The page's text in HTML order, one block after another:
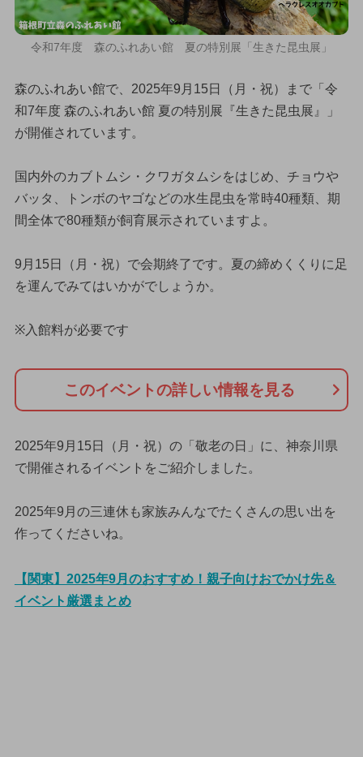
令和7年度 森のふれあい館 夏の特別展「生きた昆虫展」
森のふれあい館で、2025年9月15日（月・祝）まで「令
和7年度 森のふれあい館 夏の特別展『生きた昆虫展』」
が開催されています。
国内外のカブトムシ・クワガタムシをはじめ、チョウや
バッタ、トンボのヤゴなどの水生昆虫を常時40種類、期
間全体で80種類が飼育展示されていますよ。
9月15日（月・祝）で会期終了です。夏の締めくくりに足
を運んでみてはいかがでしょうか。
※入館料が必要です
このイベントの詳しい情報を見る
2025年9月15日（月・祝）の「敬老の日」に、神奈川県
で開催されるイベントをご紹介しました。
2025年9月の三連休も家族みんなでたくさんの思い出を
作ってくださいね。
【関東】2025年9月のおすすめ！親子向けおでかけ先＆
イベント厳選まとめ